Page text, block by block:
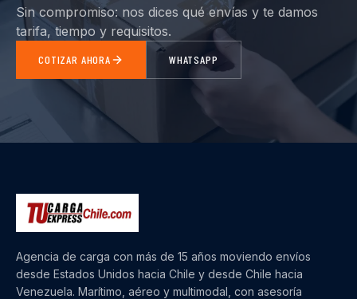
Sin compromiso: nos dices qué envías y te damos
tarifa, tiempo y requisitos.
COTIZAR AHORA WHATSAPP
Agencia de carga con más de 15 años moviendo envíos
desde Estados Unidos hacia Chile y desde Chile hacia
Venezuela. Marítimo, aéreo y multimodal, con asesoría